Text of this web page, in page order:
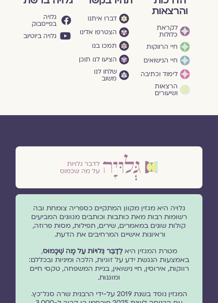
והרצאות
לקראת
כלולות
חיי הרווקות
חיי הנישואים
לימוד וכתיבה
הרצאות
ושיעורים
דברו איתנו
הצטרפו אלינו
תמכו בנו
הציעו לנו תוכן
שלחו לנו
משוב
גלויה
בפייסבוק
גלויה ביוטיוב
גלויה היא מגזין מקוון המתקיים כספריה צומחת ובה
רשומות רבות מאת כותבות וכותבים מגוונים המביעים
קולות שונים במאמרים, שירים, תפילות, מסות פרוזה,
וראיונות אישיים המרחיבים את הדעת.
מטרת המגזין היאלְדַבֵּר גְּלוּיוֹת עַל מָה שֶׁכָּמוּס,
באמצעות הנגשת ידע על זוגיות, הלכה ומיניות ובכללם:
רווקות, אירוסין, חיי נישואין, בניית המשפחה, טקסי חיים
ומוגנוּת.
המגזין נוסד בשנת 2019 על-ידי הרבנית שרה סגל־כץ.